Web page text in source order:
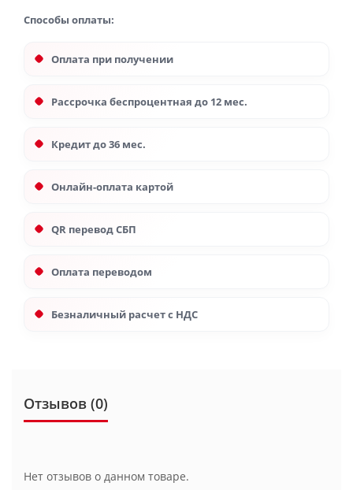
Способы оплаты:
Оплата при получении
Рассрочка беспроцентная до 12 мес.
Кредит до 36 мес.
Онлайн-оплата картой
QR перевод СБП
Оплата переводом
Безналичный расчет с НДС
Отзывов (0)
Нет отзывов о данном товаре.